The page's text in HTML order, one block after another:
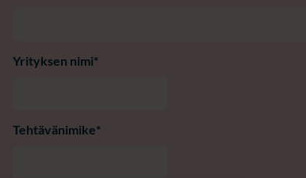
Yrityksen nimi*
Tehtävänimike*